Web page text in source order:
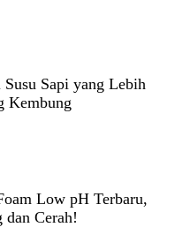
Sapi yang Lebih
Kembung
Low pH Terbaru,
dan Cerah!